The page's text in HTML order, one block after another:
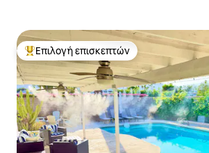
Κορυφαία επιλογή επισκεπτών
Επιλογή επισκεπτών